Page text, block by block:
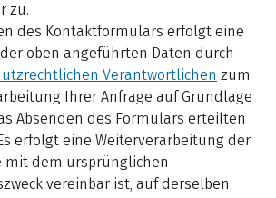
zu.
des Kontaktformulars erfolgt eine
oben angeführten Daten durch
Verantwortlichen zum
Ihrer Anfrage auf Grundlage
Absenden des Formulars erteilten
erfolgt eine Weiterverarbeitung der
mit dem ursprünglichen
vereinbar ist, auf derselben